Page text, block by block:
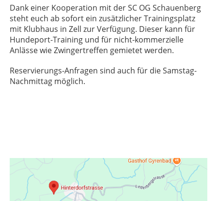
Dank einer Kooperation mit der SC OG Schauenberg
steht euch ab sofort ein zusätzlicher Trainingsplatz
mit Klubhaus in Zell zur Verfügung. Dieser kann für
Hundeport-Training und für nicht-kommerzielle
Anlässe wie Zwingertreffen gemietet werden.
Reservierungs-Anfragen sind auch für die Samstag-
Nachmittag möglich.